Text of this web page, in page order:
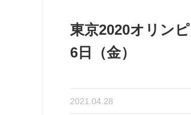
東京2020オリン
6日（金）
2021.04.28